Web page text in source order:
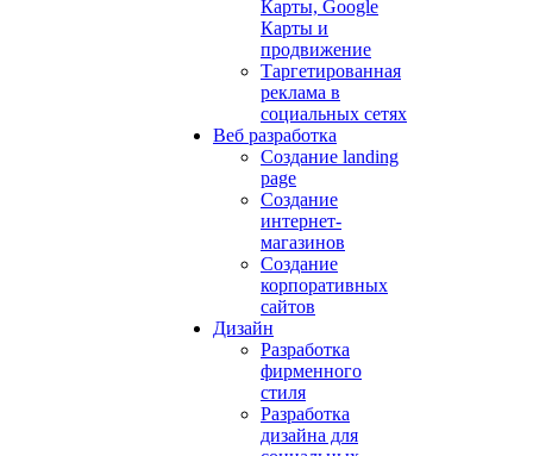
Карты, Google
Карты и
продвижение
Таргетированная
реклама в
социальных сетях
Веб разработка
Создание landing
page
Создание
интернет-
магазинов
Создание
корпоративных
сайтов
Дизайн
Разработка
фирменного
стиля
Разработка
дизайна для